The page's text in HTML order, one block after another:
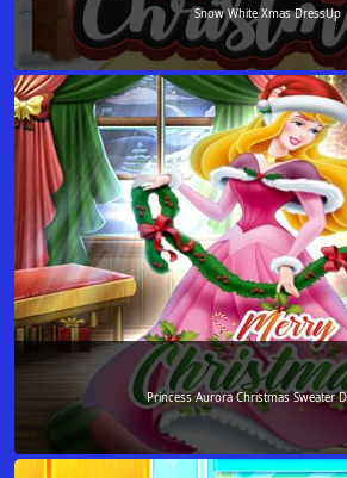
Snow White Xmas DressUp
Princess Aurora Christmas Sweater